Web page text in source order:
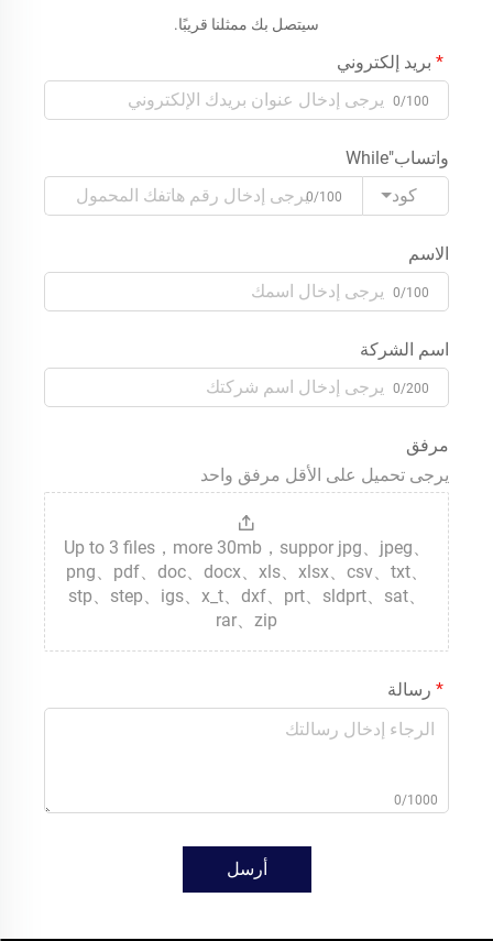
سيتصل بك ممثلنا قريبًا.
بريد إلكتروني
0/100
واتساب"While
كود
0/100
الاسم
0/100
اسم الشركة
0/200
مرفق
يرجى تحميل على الأقل مرفق واحد
Up to 3 files，more 30mb，suppor jpg、jpeg、
png、pdf、doc、docx、xls、xlsx、csv、txt、
stp、step、igs、x_t、dxf、prt、sldprt、sat、
rar、zip
رسالة
0/1000
أرسل